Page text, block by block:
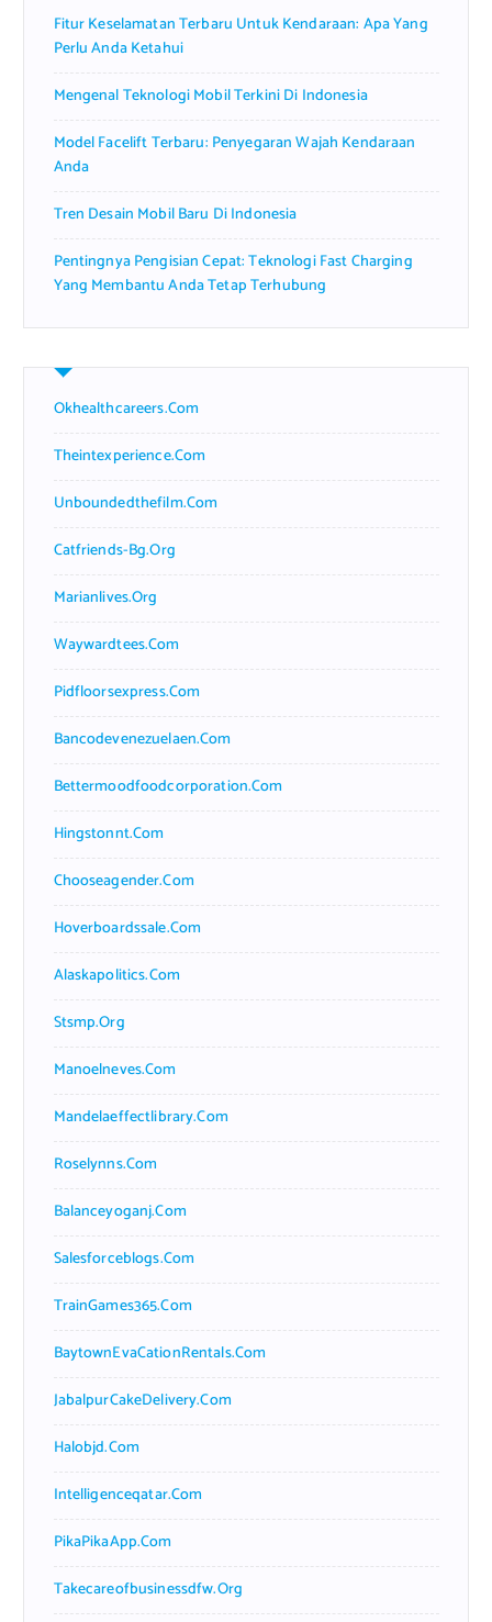
:Fitur Keselamatan Terbaru Untuk Kendaraan: Apa Yang
Perlu Anda Ketahui
Mengenal Teknologi Mobil Terkini Di Indonesia
Model Facelift Terbaru: Penyegaran Wajah Kendaraan
Anda
Tren Desain Mobil Baru Di Indonesia
Pentingnya Pengisian Cepat: Teknologi Fast Charging
Yang Membantu Anda Tetap Terhubung
Okhealthcareers.com
Theintexperience.com
Unboundedthefilm.com
Catfriends-Bg.org
Marianlives.org
Waywardtees.com
Pidfloorsexpress.com
Bancodevenezuelaen.com
Bettermoodfoodcorporation.com
Hingstonnt.com
Chooseagender.com
Hoverboardssale.com
Alaskapolitics.com
Stsmp.org
Manoelneves.com
Mandelaeffectlibrary.com
Roselynns.com
Balanceyoganj.com
Salesforceblogs.com
TrainGames365.com
BaytownEvaCationRentals.com
JabalpurCakeDelivery.com
Halobjd.com
Intelligenceqatar.com
PikaPikaApp.com
Takecareofbusinessdfw.org